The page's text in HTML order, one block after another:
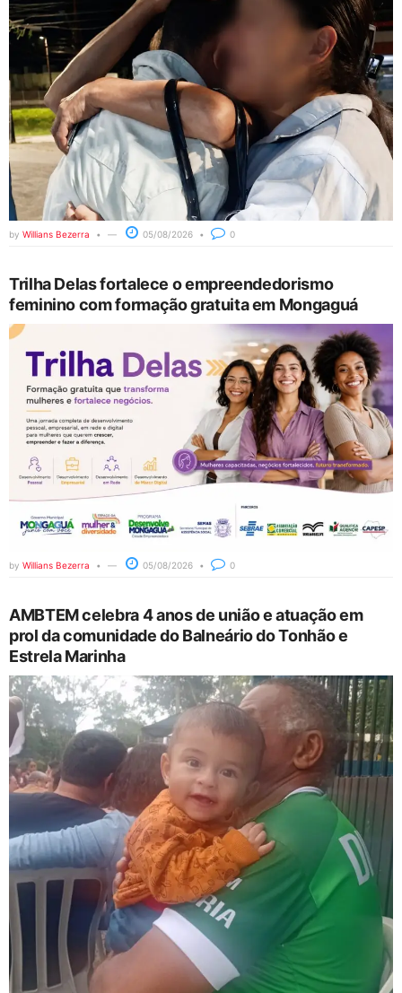
by Willians Bezerra 05/08/2026 0
Trilha Delas fortalece o empreendedorismo
feminino com formação gratuita em Mongaguá
by Willians Bezerra 05/08/2026 0
AMBTEM celebra 4 anos de união e atuação em
prol da comunidade do Balneário do Tonhão e
Estrela Marinha